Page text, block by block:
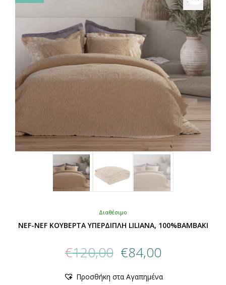
μπορούν
επιλεγούν
στη
σελίδα
του
προϊόντος
Διαθέσιμο
NEF-NEF ΚΟΥΒΕΡΤΑ ΥΠΕΡΔΙΠΛΗ LILIANA, 100%BAMBAKI
€120,00
price
€120,00.
€84,00τρέχουσα
είναι:
το
Προσθήκη στα Αγαπημένα